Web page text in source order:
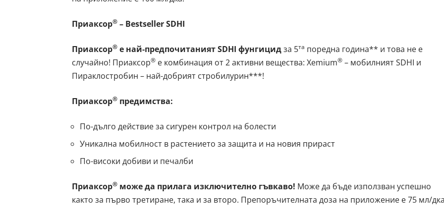
Приаксор® – Bestseller SDHI
Приаксор®е най-предпочитаниятSDHI фунгицидза 5та поредна година** и това не е
случайно! Приаксор®е комбинация от 2 активни вещества: Xemium®– мобилният SDHI и
Пираклостробин – най-добрият стробилурин***!
Приаксор®предимства:
По-дълго действие за сигурен контрол на болести
Уникална мобилност в растението за защита и на новия прираст
По-високи добиви и печалби
Приаксор®може да прилага изключително гъвкаво! Може да бъде използван успешно
както за първо третиране, така и за второ. Препоръчителната доза на приложение е 75 мл/